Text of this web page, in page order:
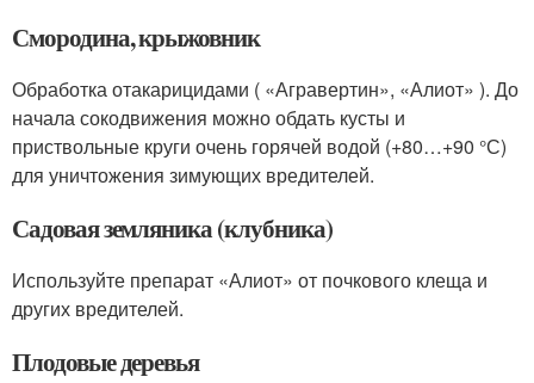
Смородина, крыжовник
Обра­ботка отакарицида­ми ( «Агравертин», «Алиот» ). До
нача­ла сокодвижения можно обдать кусты и
приствольные круги очень горячей водой (+80…+90 °С)
для уничтожения зимующих вредителей.
Садовая земляника (клубника)
Используйте препарат «Алиот» от поч­кового клеща и
других вредителей.
Плодовые деревья